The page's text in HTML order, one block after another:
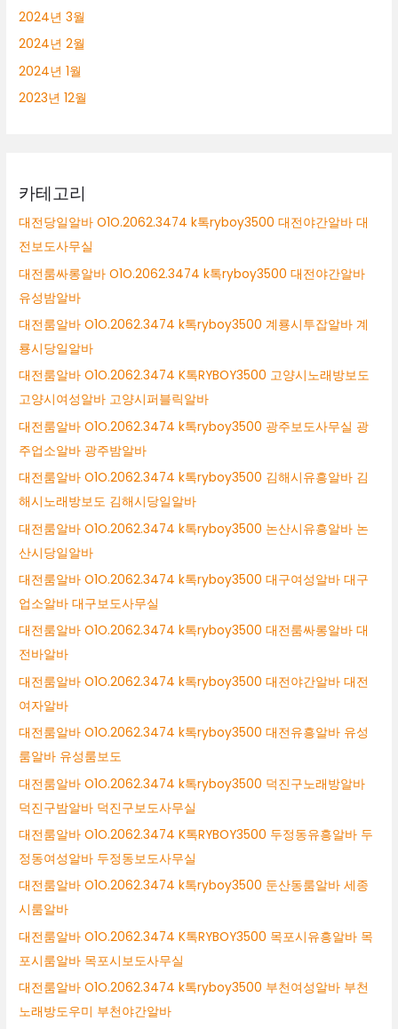
2024년 3월
2024년 2월
2024년 1월
2023년 12월
카테고리
대전당일알바 O1O.2062.3474 k톡ryboy3500 대전야간알바 대
전보도사무실
대전룸싸롱알바 O1O.2062.3474 k톡ryboy3500 대전야간알바
유성밤알바
대전룸알바 O1O.2062.3474 k톡ryboy3500 계룡시투잡알바 계
룡시당일알바
대전룸알바 O1O.2062.3474 K톡RYBOY3500 고양시노래방보도
고양시여성알바 고양시퍼블릭알바
대전룸알바 O1O.2062.3474 k톡ryboy3500 광주보도사무실 광
주업소알바 광주밤알바
대전룸알바 O1O.2062.3474 k톡ryboy3500 김해시유흥알바 김
해시노래방보도 김해시당일알바
대전룸알바 O1O.2062.3474 k톡ryboy3500 논산시유흥알바 논
산시당일알바
대전룸알바 O1O.2062.3474 k톡ryboy3500 대구여성알바 대구
업소알바 대구보도사무실
대전룸알바 O1O.2062.3474 k톡ryboy3500 대전룸싸롱알바 대
전바알바
대전룸알바 O1O.2062.3474 k톡ryboy3500 대전야간알바 대전
여자알바
대전룸알바 O1O.2062.3474 k톡ryboy3500 대전유흥알바 유성
룸알바 유성룸보도
대전룸알바 O1O.2062.3474 k톡ryboy3500 덕진구노래방알바
덕진구밤알바 덕진구보도사무실
대전룸알바 O1O.2062.3474 K톡RYBOY3500 두정동유흥알바 두
정동여성알바 두정동보도사무실
대전룸알바 O1O.2062.3474 k톡ryboy3500 둔산동룸알바 세종
시룸알바
대전룸알바 O1O.2062.3474 K톡RYBOY3500 목포시유흥알바 목
포시룸알바 목포시보도사무실
대전룸알바 O1O.2062.3474 k톡ryboy3500 부천여성알바 부천
노래방도우미 부천야간알바